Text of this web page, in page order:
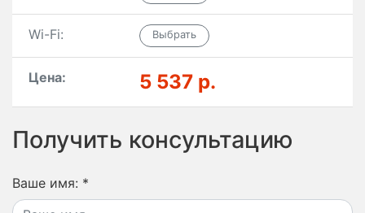
Wi-Fi:
Цена: 5 537 р.
Получить консультацию
Ваше имя: *